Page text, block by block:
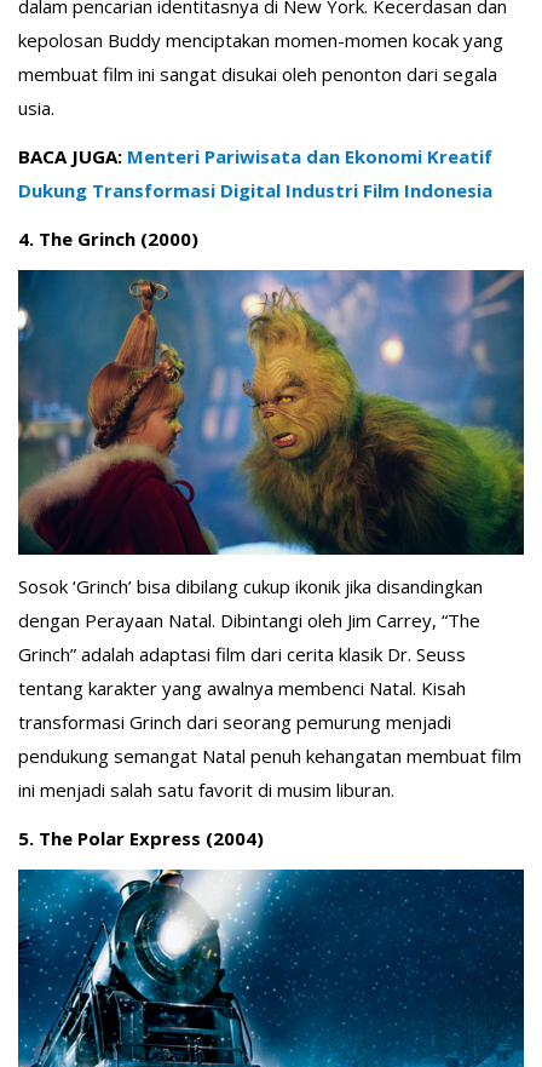
dalam pencarian identitasnya di New York. Kecerdasan dan
kepolosan Buddy menciptakan momen-momen kocak yang
membuat film ini sangat disukai oleh penonton dari segala
usia.
BACA JUGA: Menteri Pariwisata dan Ekonomi Kreatif
Dukung Transformasi Digital Industri Film Indonesia
4. The Grinch (2000)
Sosok ‘Grinch’ bisa dibilang cukup ikonik jika disandingkan
dengan Perayaan Natal. Dibintangi oleh Jim Carrey, “The
Grinch” adalah adaptasi film dari cerita klasik Dr. Seuss
tentang karakter yang awalnya membenci Natal. Kisah
transformasi Grinch dari seorang pemurung menjadi
pendukung semangat Natal penuh kehangatan membuat film
ini menjadi salah satu favorit di musim liburan.
5. The Polar Express (2004)